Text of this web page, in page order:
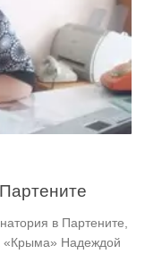
в Партените,
«Крыма» Надеждой